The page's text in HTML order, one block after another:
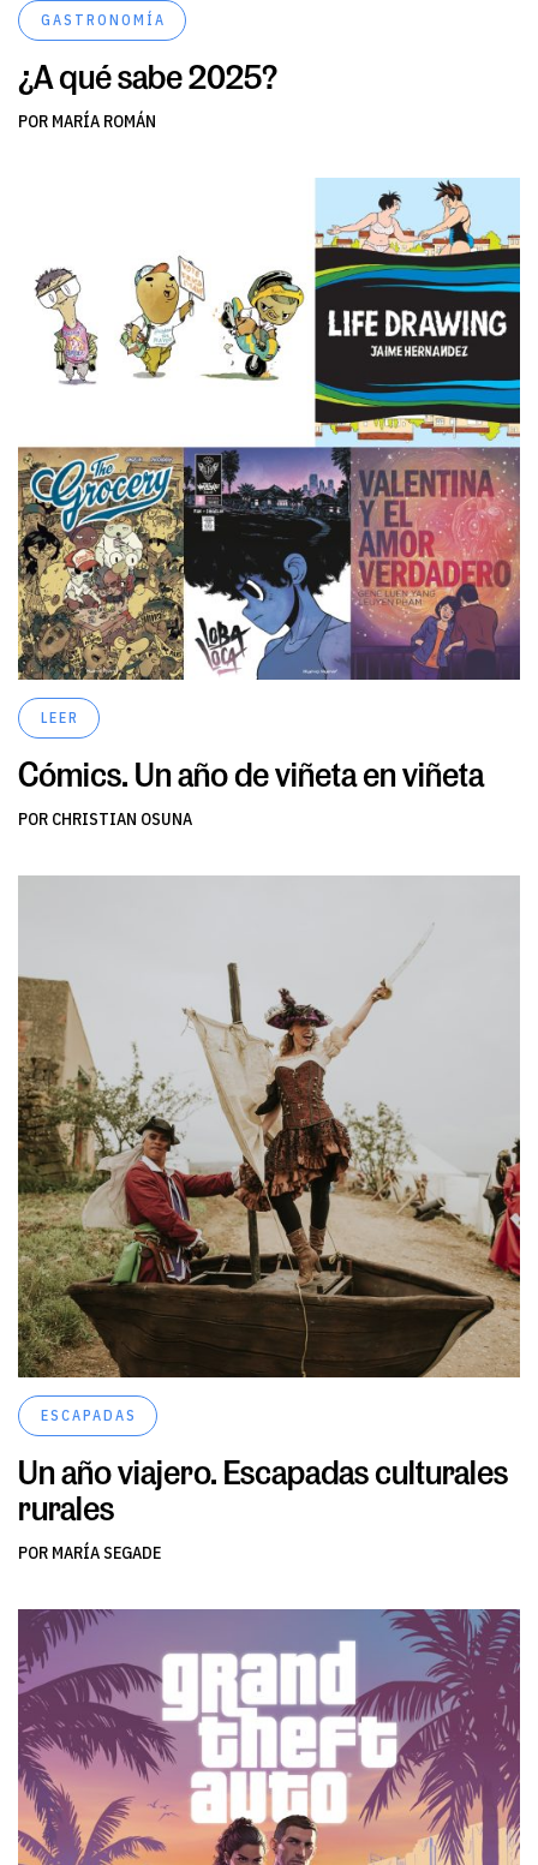
GASTRONOMÍA
¿A qué sabe 2025?
POR MARÍA ROMÁN
LEER
Cómics. Un año de viñeta en viñeta
POR CHRISTIAN OSUNA
ESCAPADAS
Un año viajero. Escapadas culturales
rurales
POR MARÍA SEGADE